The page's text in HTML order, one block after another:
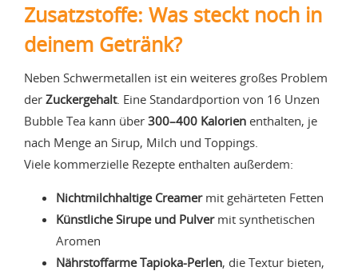
Zusatzstoffe: Was steckt noch in
deinem Getränk?
Neben Schwermetallen ist ein weiteres großes Problem
der Zuckergehalt. Eine Standardportion von 16 Unzen
Bubble Tea kann über 300–400 Kalorien enthalten, je
nach Menge an Sirup, Milch und Toppings.
Viele kommerzielle Rezepte enthalten außerdem:
Nichtmilchhaltige Creamermit gehärteten Fetten
Künstliche Sirupe und Pulvermit synthetischen
Aromen
Nährstoffarme Tapioka-Perlen, die Textur bieten,